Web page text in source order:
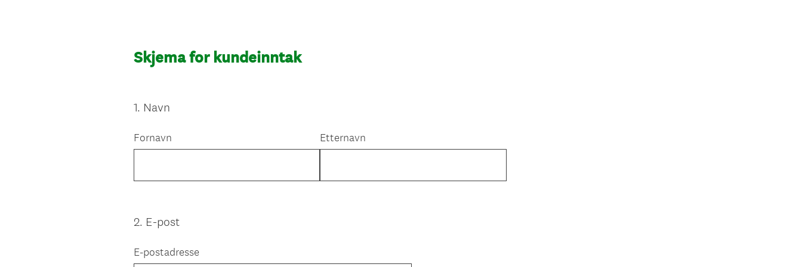
Skjema for kundeinntak
Question
1. Navn
Fornavn Etternavn
Question
2. E-post
E-postadresse